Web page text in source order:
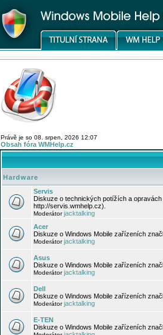
Právě je so 08. srpen, 2026 12:07
Obsah fóra WMHelp.cz
Hardware
Servis
Diskuze o technických potížích a
http://servis.wmhelp.cz).
Moderátorjacktalking
Acer
Diskuze o Windows Mobile zařízeních
Moderátorjacktalking
Asus
Diskuze o Windows Mobile zařízeních
Moderátorjacktalking
Dell
Diskuze o Windows Mobile zařízeních
Moderátorjacktalking
E-TEN
Diskuze o Windows Mobile zařízeních